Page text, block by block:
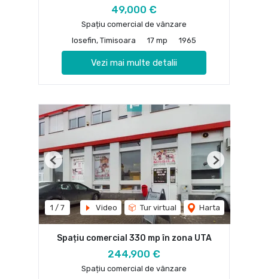
49,000 €
Spațiu comercial de vânzare
Iosefin, Timisoara
17 mp 1965
Vezi mai multe detalii
1 / 7 Video Tur virtual Harta
Previous Next
Spațiu comercial 330 mp în zona UTA
244,900 €
Spațiu comercial de vânzare